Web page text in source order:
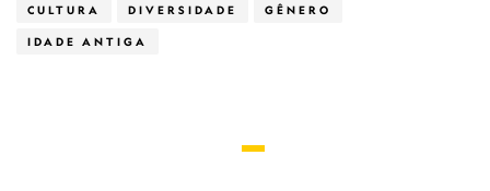
CULTURA DIVERSIDADE GÊNERO
IDADE ANTIGA